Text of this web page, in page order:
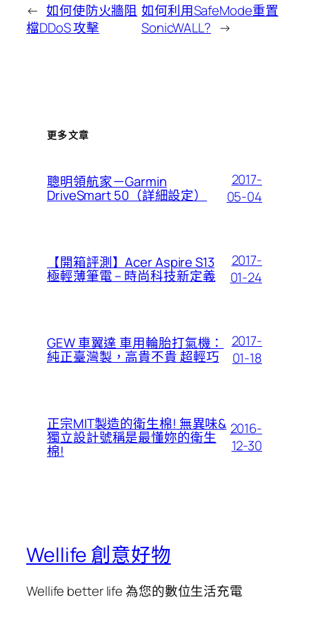
← 如何使防火牆阻
檔DDoS 攻擊
如何利用SafeMode重置
SonicWALL? →
更多文章
聰明領航家－Garmin
DriveSmart 50（詳細設定）
2017-
05-04
【開箱評測】Acer Aspire S13
極輕薄筆電 – 時尚科技新定義
2017-
01-24
GEW 車翼達 車用輪胎打氣機：
純正臺灣製，高貴不貴 超輕巧
2017-
01-18
正宗MIT製造的衛生棉! 無異味&
獨立設計號稱是最懂妳的衛生
棉!
2016-
12-30
Wellife 創意好物
Wellife better life 為您的數位生活充電